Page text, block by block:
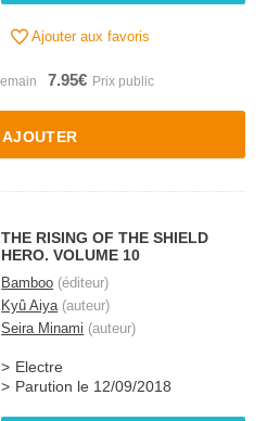
Ajouter aux favoris
7.95€
AJOUTER
THE RISING OF THE SHIELD
HERO. VOLUME 10
Bamboo (éditeur)
Kyû Aiya(auteur)
Seira Minami (auteur)
Electre
Parution le 12/09/2018